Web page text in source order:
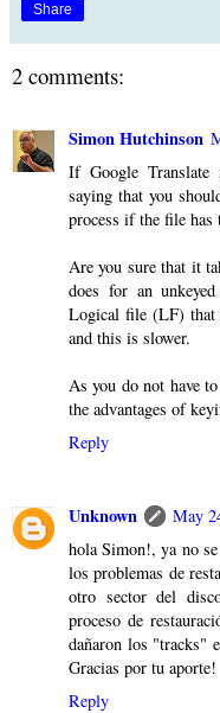
Share
2 comments:
Simon Hutchinson
If Google
saying that you
process if the file has
Are you sure that it
does for an
Logical file (LF) that
and this is slower.
As you do not have
the advantages of
Reply
Unknown
May
hola Simon!, ya no
los problemas de
otro sector del
proceso de
dañaron los "tracks"
Gracias por tu aporte!
Reply